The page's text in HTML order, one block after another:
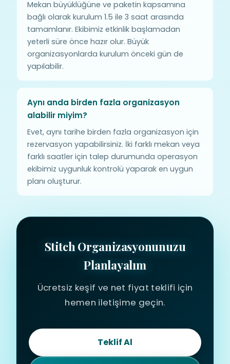
Mekan büyüklüğüne ve paketin kapsamına
bağlı olarak kurulum 1.5 ile 3 saat arasında
tamamlanır. Ekibimiz etkinlik başlamadan
yeterli süre önce hazır olur. Büyük
organizasyonlarda kurulum önceki gün de
yapılabilir.
Aynı anda birden fazla organizasyon
alabilir miyim?
Evet, aynı tarihe birden fazla organizasyon için
rezervasyon yapabilirsiniz. İki farklı mekan veya
farklı saatler için talep durumunda operasyon
ekibimiz uygunluk kontrolü yaparak en uygun
planı oluşturur.
Stitch Organizasyonunuzu
Planlayalım
Ücretsiz keşif ve net fiyat teklifi için
hemen iletişime geçin.
Teklif Al